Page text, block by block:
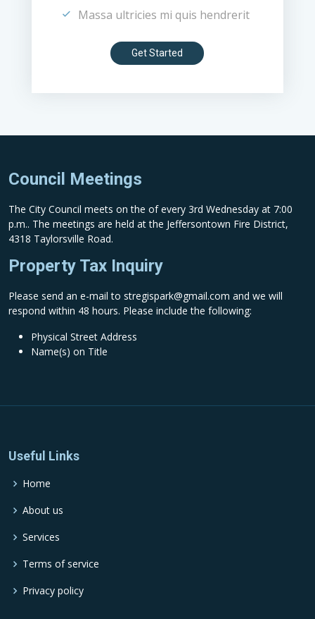
Massa ultricies mi quis hendrerit
Get Started
Council Meetings
The City Council meets on the of every 3rd Wednesday at 7:00
p.m.. The meetings are held at the Jeffersontown Fire District,
4318 Taylorsville Road.
Property Tax Inquiry
Please send an e-mail to stregispark@gmail.com and we will
respond within 48 hours. Please include the following:
Physical Street Address
Name(s) on Title
Useful Links
Home
About us
Services
Terms of service
Privacy policy